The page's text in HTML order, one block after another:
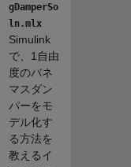
gDamperSo
ln.mlx
Simulink
で、1自由
度のバネ
マスダン
パーをモ
デル化す
る方法を
教えるイ